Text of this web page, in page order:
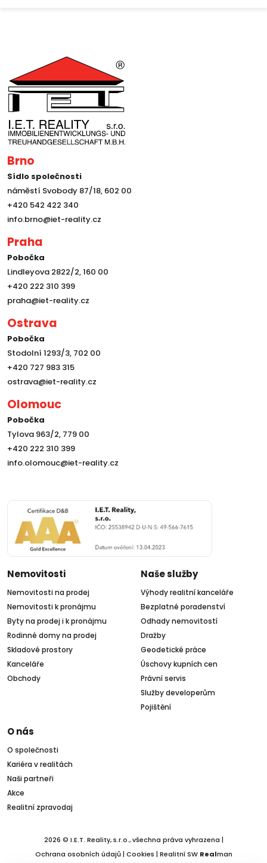
Brno
Sídlo společnosti
náměstí Svobody 87/18, 602 00
+420 542 422 340
info.brno@iet-reality.cz
Praha
Pobočka
Lindleyova 2822/2, 160 00
+420 222 310 399
praha@iet-reality.cz
Ostrava
Pobočka
Stodolní 1293/3, 702 00
+420 727 983 315
ostrava@iet-reality.cz
Olomouc
Pobočka
Tylova 963/2, 779 00
+420 222 310 399
info.olomouc@iet-reality.cz
Nemovitosti
Nemovitosti na prodej
Nemovitosti k pronájmu
Byty na prodej i k pronájmu
Rodinné domy na prodej
Skladové prostory
Kanceláře
Obchody
Naše služby
Výhody realitní kanceláře
Bezplatné poradenství
Odhady nemovitostí
Dražby
Geodetické práce
Úschovy kupních cen
Právní servis
Služby developerům
Pojištění
O nás
O společnosti
Kariéra v realitách
Naši partneři
Akce
Realitní zpravodaj
2026 © I.E.T. Reality, s.r.o., všechna práva vyhrazena |
Ochrana osobních údajů| Cookies | Realitní SW Realman